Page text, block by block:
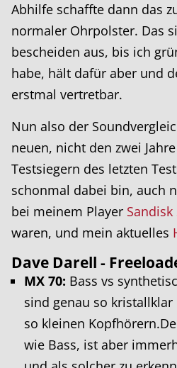
Abhilfe schaffte dann das
normaler Ohrpolster. Das
bescheiden aus, bis ich
habe, hält dafür aber und
erstmal vertretbar.
Nun also der
neuen, nicht den zwei
Testsiegern des letzten
schonmal dabei bin, auch
bei meinem Player Sandisk
waren, und mein aktuelles
Dave Darell -
MX 70: Bass vs
sind genau so
so kleinen
wie Bass, ist aber